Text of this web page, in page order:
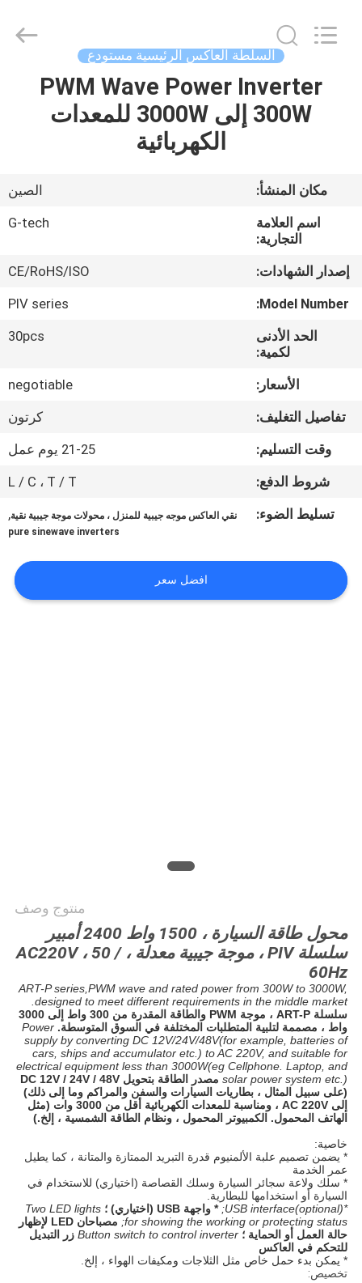
المنزل
حولنا
في
المصنع
مراقبة
الجودة
اتصل
أخبار
اطلب
اقتباس
POWER
GROUP.
السلطة العاكس الرئيسية مستودع
PWM Wave Power Inverter
300W إلى 3000W للمعدات
الكهربائية
مكان المنشأ:
الصين
اسم العلامة
التجارية:
G-tech
إصدار الشهادات:
CE/RoHS/ISO
Model Number:
PIV series
الحد الأدنى
لكمية:
30pcs
الأسعار:
negotiable
تفاصيل التغليف:
كرتون
وقت التسليم:
21-25 يوم عمل
شروط الدفع:
L / C ، T / T
تسليط الضوء:
نقي العاكس موجه جيبية للمنزل ، محولات موجة جيبية نقية,
pure sinewave inverters
افضل سعر
منتوج وصف
محول طاقة السيارة ، 1500 واط 2400 أمبير
سلسلة PIV ، موجة جيبية معدلة ، AC220V ، 50 /
60Hz
ART-P series,PWM wave and rated power from 300W to 3000W,
designed to meet different requirements in the middle market.
سلسلة ART-P ، موجة PWM والطاقة المقدرة من 300 واط إلى 3000
واط ، مصممة لتلبية المتطلبات المختلفة في السوق المتوسطة. Power
supply by converting DC 12V/24V/48V(for example, batteries of
cars, ships and accumulator etc.) to AC 220V, and suitable for
electrical equipment less than 3000W(eg Cellphone. Laptop, and
solar power system etc.)
مصدر الطاقة بتحويل DC 12V / 24V / 48V
(على سبيل المثال ، بطاريات السيارات والسفن والمراكم وما إلى ذلك)
إلى AC 220V ، ومناسبة للمعدات الكهربائية أقل من 3000 وات (مثل
الهاتف المحمول. الكمبيوتر المحمول ، ونظام الطاقة الشمسية ، إلخ.)
خاصية:
* يضمن تصميم علبة الألمنيوم قدرة التبريد الممتازة والمتانة ، كما يطيل
عمر الخدمة
* سلك ولاعة سجائر السيارة وسلك القصاصة (اختياري) للاستخدام في
السيارة أو استخدامها للبطارية.
*USB interface(optional);
* واجهة USB (اختياري) ؛
Two LED lights
for showing the working or protecting status;
مصباحان LED لإظهار
حالة العمل أو الحماية ؛ Button switch to control inverter زر التبديل
للتحكم في العاكس
* يمكن بدء حمل خاص مثل الثلاجات ومكيفات الهواء ، إلخ.
تخصيص: